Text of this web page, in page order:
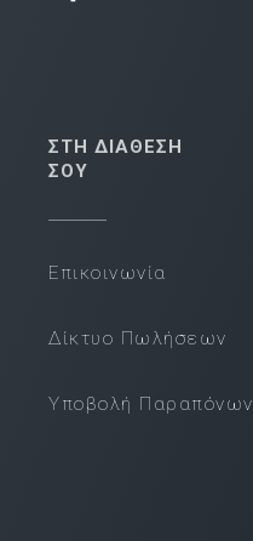
ΣΤΗ ΔΙΑΘΕΣΗ
ΣΟΥ
Επικοινωνία
Δίκτυο Πωλήσεων
Υποβολή Παραπόνων